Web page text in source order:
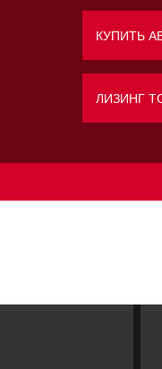
КУПИТЬ
ЛИЗИНГ